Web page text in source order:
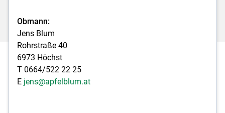
Obmann:
Jens Blum
Rohrstraße 40
6973 Höchst
T 0664/522 22 25
E jens@apfelblum.at